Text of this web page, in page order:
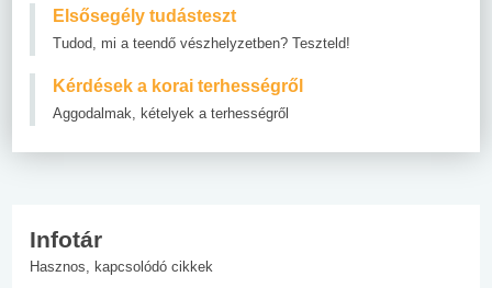
Elsősegély tudásteszt
Tudod, mi a teendő vészhelyzetben? Teszteld!
Kérdések a korai terhességről
Aggodalmak, kételyek a terhességről
Infotár
Hasznos, kapcsolódó cikkek